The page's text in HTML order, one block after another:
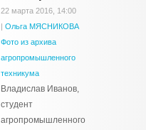
22 марта 2016, 14:00
| Ольга МЯСНИКОВА
Фото из архива
агропромышленного
техникума
Владислав Иванов,
студент
агропромышленного